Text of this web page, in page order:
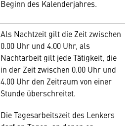
Beginn des Kalenderjahres.
Als Nachtzeit gilt die Zeit zwischen
0.00 Uhr und 4.00 Uhr, als
Nachtarbeit gilt jede Tätigkeit, die
in der Zeit zwischen 0.00 Uhr und
4.00 Uhr den Zeitraum von einer
Stunde überschreitet.
Die Tagesarbeitszeit des Lenkers